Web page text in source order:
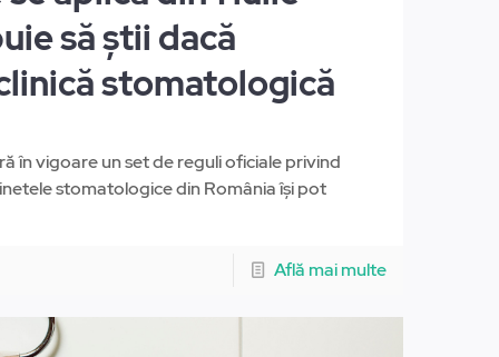
să știi dacă
stomatologică
în vigoare un set de reguli oficiale privind
stomatologice din România își pot
Află mai multe